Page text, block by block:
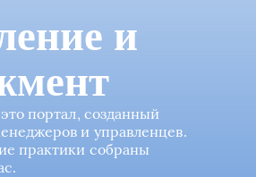
и
портал, созданный
и управленцев.
практики собраны